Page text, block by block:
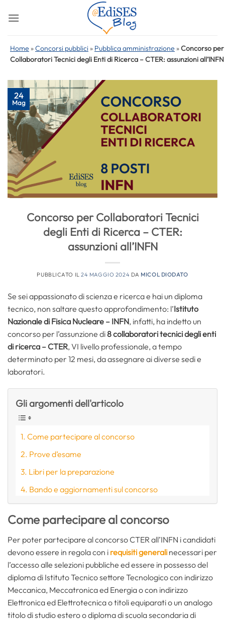
Home »Concorsi pubblici » Pubblica amministrazione »Concorso per
Collaboratori Tecnici degli Enti di Ricerca – CTER: assunzioni all’INFN
24
Mag
Concorso per Collaboratori Tecnici
degli Enti di Ricerca – CTER:
assunzioni all’INFN
PUBBLICATO IL24 MAGGIO 2024 DA MICOL DIODATO
Se sei appassionato di scienza e ricerca e hai un diploma
tecnico, non saltare questo approfondimento: l’Istituto
Nazionale di Fisica Nucleare – INFN, infatti, ha indetto un
concorso per l’assunzione di8collaboratori tecnici degli enti
di ricerca – CTER, VI livello professionale, a tempo
determinato per 12 mesi, da assegnare ai diverse sedi e
laboratori.
Gli argomenti dell'articolo
Come partecipare al concorso
Prove d’esame
Libri per la preparazione
Bando e aggiornamenti sul concorso
Come partecipare al concorso
Per poter partecipare al concorso CTER all’INFN i candidati
devono essere in regola con i requisiti generali necessari per
l’accesso alle selezioni pubbliche ed essere in possesso del
diploma di Istituto Tecnico settore Tecnologico con indirizzo
Meccanica, Meccatronica ed Energia o con indirizzo
Elettronica ed Elettrotecnica o titoli equiparati o un analogo
titolo di studio estero o diploma di scuola secondaria di